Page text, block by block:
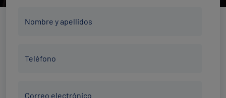
Nombre y apellidos
Teléfono
Correo electrónico